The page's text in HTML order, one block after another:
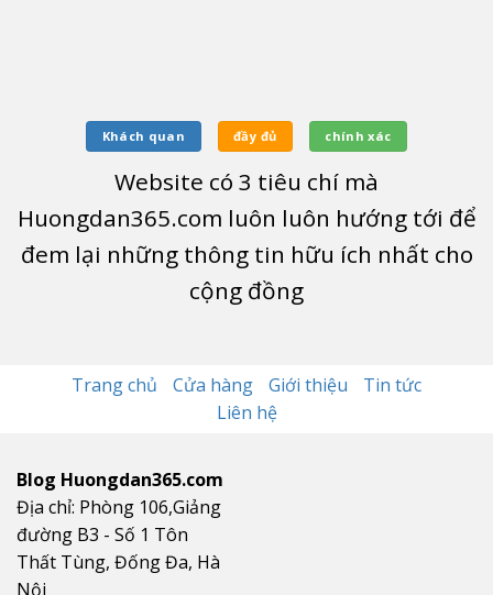
Khách quan đầy đủ chính xác
Website có 3 tiêu chí mà
Huongdan365.com luôn luôn hướng tới để
đem lại những thông tin hữu ích nhất cho
cộng đồng
Trang chủ Cửa hàng Giới thiệu
Tin tức
Liên hệ
Blog Huongdan365.com
Địa chỉ: Phòng 106,Giảng
đường B3 - Số 1 Tôn
Thất Tùng, Đống Đa, Hà
Nội